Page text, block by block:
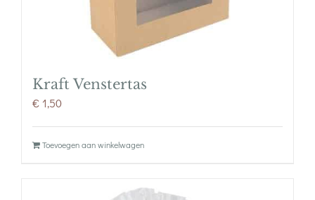
Kraft Venstertas
€ 1,50
Toevoegen aan winkelwagen